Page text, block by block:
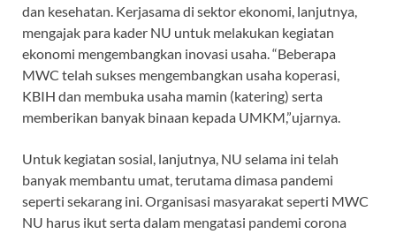
dan kesehatan. Kerjasama di sektor ekonomi, lanjutnya,
mengajak para kader NU untuk melakukan kegiatan
ekonomi mengembangkan inovasi usaha. “Beberapa
MWC telah sukses mengembangkan usaha koperasi,
KBIH dan membuka usaha mamin (katering) serta
memberikan banyak binaan kepada UMKM,”ujarnya.
Untuk kegiatan sosial, lanjutnya, NU selama ini telah
banyak membantu umat, terutama dimasa pandemi
seperti sekarang ini. Organisasi masyarakat seperti MWC
NU harus ikut serta dalam mengatasi pandemi corona